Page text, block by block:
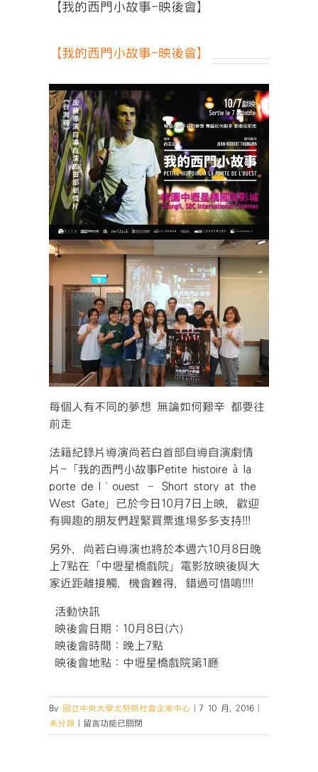
【我的西門小故事-映後會】
【我的西門小故事-映後會】
每個人有不同的夢想 無論如何艱辛 都要往
前走
法籍紀錄片導演尚若白首部自導自演劇情
片-「我的西門小故事Petite histoire à la
porte de l’ouest – Short story at the
West Gate」已於今日10月7日上映，歡迎
有興趣的朋友們趕緊買票進場多多支持!!!
另外，尚若白導演也將於本週六10月8日晚
上7點在「中壢星橋戲院」電影放映後與大
家近距離接觸，機會難得，錯過可惜唷!!!!
活動快訊
映後會日期：10月8日(六)
映後會時間：晚上7點
映後會地點：中壢星橋戲院第1廳
By 國立中央大學尤努斯社會企業中心 7 10 月, 2016
未分類
在
〈【我
留言功能已關閉